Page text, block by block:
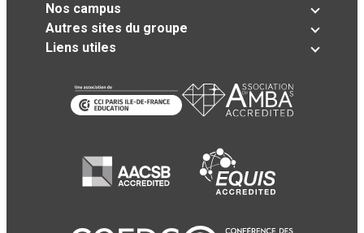
Nos campus
Autres sites du groupe
Liens utiles